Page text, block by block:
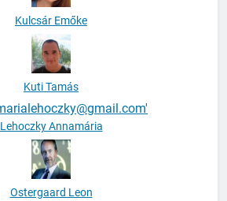
Kulcsár Emőke
Kuti Tamás
Lehoczky Annamária
Ostergaard Leon